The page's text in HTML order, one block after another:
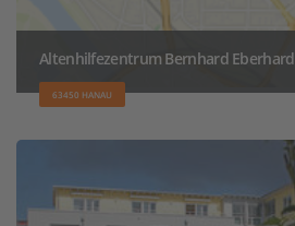
Altenhilfezentrum Bernhard Eberhard
63450 HANAU